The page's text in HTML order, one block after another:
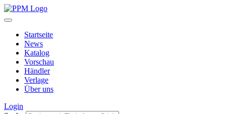
Startseite
News
Katalog
Vorschau
Händler
Verlage
Über uns
Login